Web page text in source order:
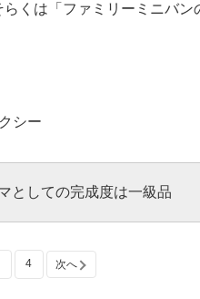
くは「ファミリーミニバン
シー
としての完成度は一級品
4 次へ